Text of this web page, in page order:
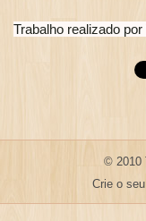
Trabalho realizado
© 2010
Crie o